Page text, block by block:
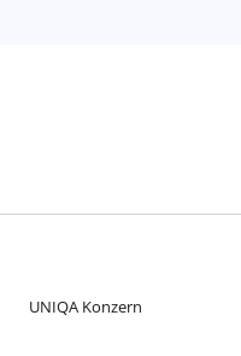
UNIQA Konzern